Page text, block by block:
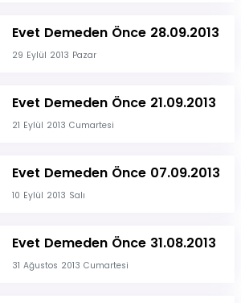
Evet Demeden Önce 28.09.2013
29 Eylül 2013 Pazar
Evet Demeden Önce 21.09.2013
21 Eylül 2013 Cumartesi
Evet Demeden Önce 07.09.2013
10 Eylül 2013 Salı
Evet Demeden Önce 31.08.2013
31 Ağustos 2013 Cumartesi